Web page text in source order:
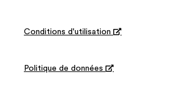
Conditions d'utilisation 
Politique de données 